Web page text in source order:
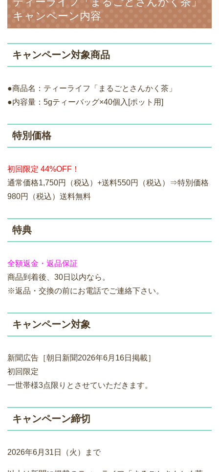
キャンペーン内容
キャンペーン対象商品
●商品名：ティーライフ「まるごとさんかく茶」
●内容量：5gティーバッグ×40個入[ポット用]
特別価格
初回限定 44%OFF！
通常価格1,750円（税込）+送料550円（税込）⇒特別価格
980円（税込）送料無料
特典
全額返金・返品保証
商品到着後、30日以内なら。
※返品・交換の前にお電話でご連絡下さい。
キャンペーン対象
新聞広告［朝日新聞2026年6月16日掲載］
初回限定
一世帯様3点限りとさせていただきます。
キャンペーン締切
2026年6月31日（火）まで